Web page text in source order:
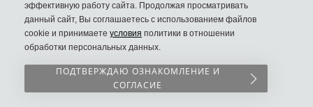
8 (925) 636-00-06
Сергия Радонежского 8
Дисконт №1
в России
эффективную работу сайта. Продолжая просматривать
данный сайт, Вы соглашаетесь с использованием файлов
cookie и принимаете условия политики в отношении
обработки персональных данных.
ПОДТВЕРЖДАЮ ОЗНАКОМЛЕНИЕ И
СОГЛАСИЕ